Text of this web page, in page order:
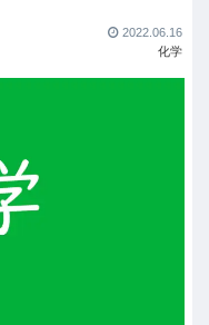
2022.06.16
化学